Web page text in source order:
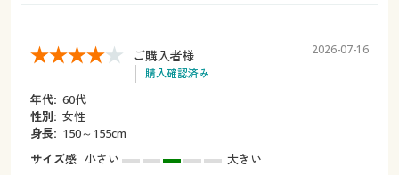
ご購入者様
購入確認済み
2026-07-16
年代: 60代
性別: 女性
身長: 150～155cm
サイズ感 小さい
大きい